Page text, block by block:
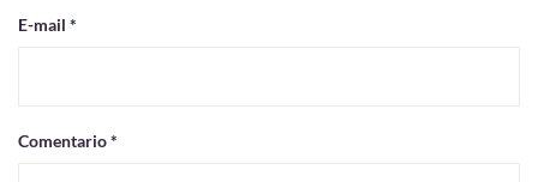
E-mail *
Comentario *